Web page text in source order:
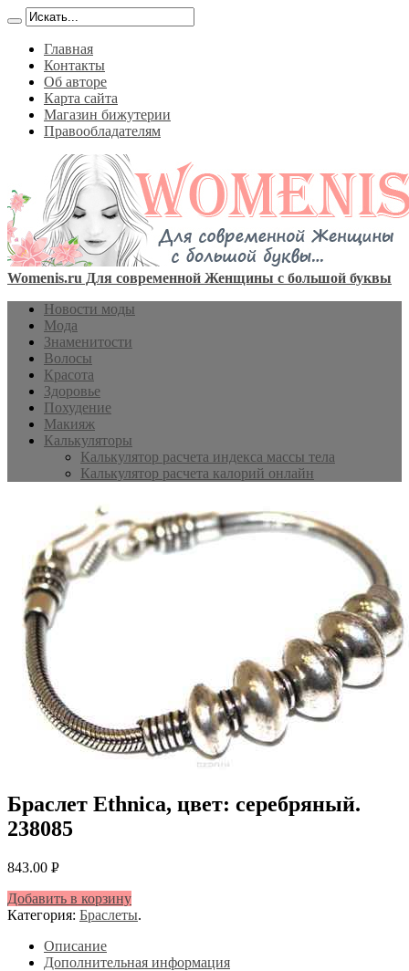
Главная
Контакты
Об авторе
Карта сайта
Магазин бижутерии
Правообладателям
Womenis.ru Для современной Женщины с большой буквы
Новости моды
Мода
Знаменитости
Волосы
Красота
Здоровье
Похудение
Макияж
Калькуляторы
Калькулятор расчета индекса массы тела
Калькулятор расчета калорий онлайн
Браслет Ethnica, цвет: серебряный.
238085
843.00 Р
Добавить в корзину
Категория: Браслеты.
Описание
Дополнительная информация